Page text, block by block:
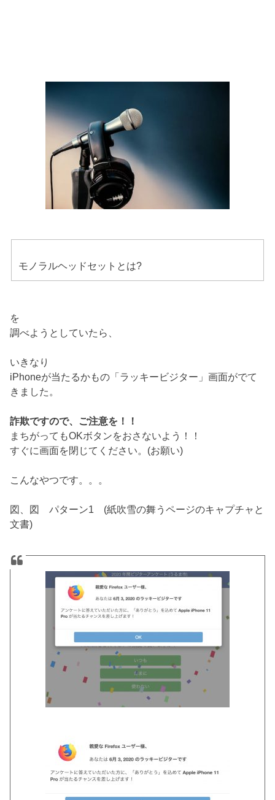
モノラルヘッドセットとは?
を
調べようとしていたら、
いきなり
iPhoneが当たるかもの「ラッキービジター」画面がでて
きました。
詐欺ですので、ご注意を！！
まちがってもOKボタンをおさないよう！！
すぐに画面を閉じてください。(お願い)
こんなやつです。。。
図、図 パターン1 (紙吹雪の舞うページのキャプチャと
文書)